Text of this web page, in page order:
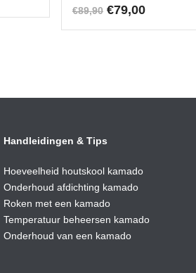
€89,90 Oorspronkelijke
€79,00Huidige
Handleidingen & Tips
Hoeveelheid houtskool kamado
Onderhoud afdichting kamado
Roken met een kamado
Temperatuur beheersen kamado
Onderhoud van een kamado